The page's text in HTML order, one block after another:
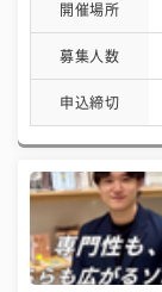
開催場所
募集人数
申込締切